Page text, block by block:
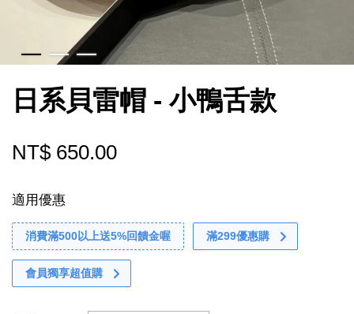
日系貝雷帽 - 小鴨舌款
NT$ 650.00
適用優惠
消費滿500以上送5%回饋金喔 滿299優惠購
會員獨享超值購